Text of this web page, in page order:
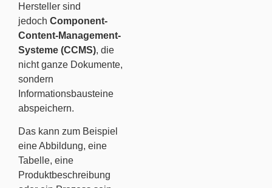
Hersteller sind
jedoch Component-
Content-Management-
Systeme (CCMS), die
nicht ganze Dokumente,
sondern
Informationsbausteine
abspeichern.
Das kann zum Beispiel
eine Abbildung, eine
Tabelle, eine
Produktbeschreibung